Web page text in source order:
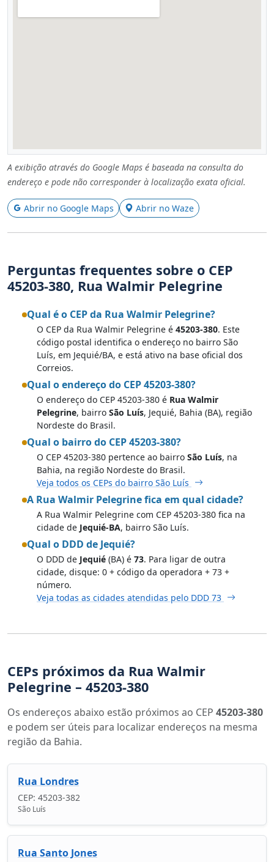
A exibição através do Google Maps é baseada na consulta do
endereço e pode não corresponder à localização exata oficial.
Abrir no Google Maps Abrir no Waze
Perguntas frequentes sobre o CEP
45203-380, Rua Walmir Pelegrine
Qual é o CEP da Rua Walmir Pelegrine?
O CEP da Rua Walmir Pelegrine é 45203-380. Este
código postal identifica o endereço no bairro São
Luís, em Jequié/BA, e está ativo na base oficial dos
Correios.
Qual o endereço do CEP 45203-380?
O endereço do CEP 45203-380 é Rua Walmir
Pelegrine, bairro São Luís, Jequié, Bahia (BA), região
Nordeste do Brasil.
Qual o bairro do CEP 45203-380?
O CEP 45203-380 pertence ao bairro São Luís, na
Bahia, na região Nordeste do Brasil.
Veja todos os CEPs do bairro São Luís
A Rua Walmir Pelegrine fica em qual cidade?
A Rua Walmir Pelegrine com CEP 45203-380 fica na
cidade de Jequié-BA, bairro São Luís.
Qual o DDD de Jequié?
O DDD de Jequié (BA) é 73. Para ligar de outra
cidade, disque: 0 + código da operadora + 73 +
número.
Veja todas as cidades atendidas pelo DDD 73
CEPs próximos da Rua Walmir
Pelegrine – 45203-380
Os endereços abaixo estão próximos ao CEP 45203-380
e podem ser úteis para localizar endereços na mesma
região da Bahia.
Rua Londres
CEP: 45203-382
São Luís
Rua Santo Jones